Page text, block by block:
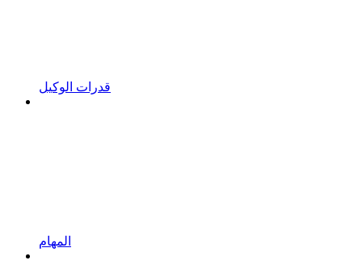
قدرات الوكيل
المهام